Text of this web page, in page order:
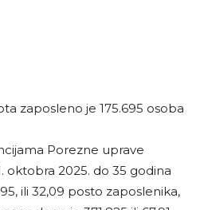
zaposleno je 175.695 osoba
Porezne uprave
oktobra 2025. do 35 godina
ili 32,09 posto zaposlenika,